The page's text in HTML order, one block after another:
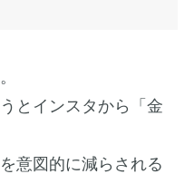
とインスタから「金
意図的に減らされる